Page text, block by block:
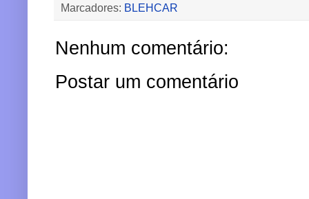
Marcadores: BLEHCAR
Nenhum comentário:
Postar um comentário